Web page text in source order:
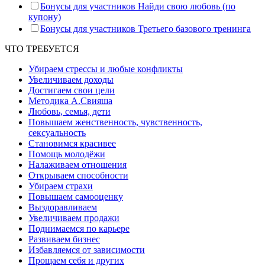
Бонусы для участников Найди свою любовь (по
купону)
Бонусы для участников Третьего базового тренинга
ЧТО ТРЕБУЕТСЯ
Убираем стрессы и любые конфликты
Увеличиваем доходы
Достигаем свои цели
Методика А.Свияша
Любовь, семья, дети
Повышаем женственность, чувственность,
сексуальность
Становимся красивее
Помощь молодёжи
Налаживаем отношения
Открываем способности
Убираем страхи
Повышаем самооценку
Выздоравливаем
Увеличиваем продажи
Поднимаемся по карьере
Развиваем бизнес
Избавляемся от зависимости
Прощаем себя и других